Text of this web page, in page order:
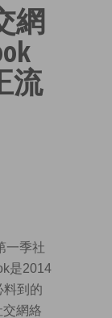
網
流
一季社
是2014
料到的
網絡